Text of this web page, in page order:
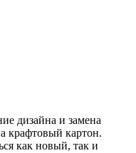
дизайна и замена
крафтовый картон.
как новый, так и